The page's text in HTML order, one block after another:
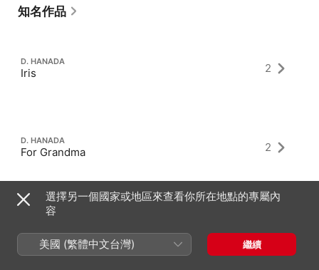
知名作品
D. HANADA
Iris 2
D. HANADA
For Grandma 2
Sakura Sakura
選擇另一個國家或地區來查看你所在地點的專屬內
容
美國 (繁體中文台灣) 繼續